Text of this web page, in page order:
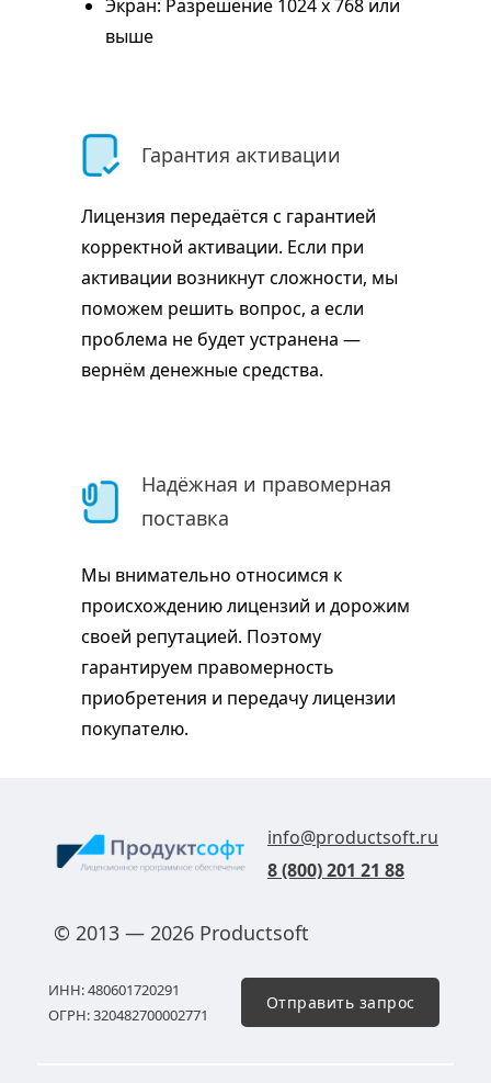
Экран: Разрешение 1024 x 768 или
выше
Гарантия активации
Лицензия передаётся с гарантией
корректной активации. Если при
активации возникнут сложности, мы
поможем решить вопрос, а если
проблема не будет устранена —
вернём денежные средства.
Надёжная и правомерная
поставка
Мы внимательно относимся к
происхождению лицензий и дорожим
своей репутацией. Поэтому
гарантируем правомерность
приобретения и передачу лицензии
покупателю.
8 (800) 201 21 88
info@productsoft.ru
Отправить запрос
© 2013 — 2026 Productsoft
ИНН: 480601720291
ОГРН: 320482700002771